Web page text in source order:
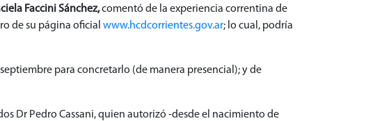
Faccini Sánchez,comentó de la experiencia correntina de
de su página oficial www.hcdcorrientes.gov.ar; lo cual, podría
para concretarlo (de manera presencial); y de
Dr Pedro Cassani, quien autorizó -desde el nacimiento de